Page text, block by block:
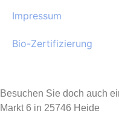
Impressum
Bio-Zertifizierung
Besuchen Sie doch auch
Markt 6 in 25746 Heide